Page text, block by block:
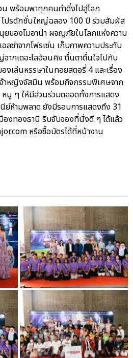
พร้อมพาทุกคนดำดิ่งไปสู่โลก
โปรดักชั่นใหญ่ฉลอง 100 ปี ร่วมสัมผัส
ยของโมอาน่า ผจญภัยในโลกแห่งความ
ลซ่าจากโฟรเซ่น เก็บภาพความประทับ
ากเดอะไลอ้อนคิง ตื่นตาตื่นใจไปกับ
งเล่นหรรษาในทอยสตอรี่ 4 และเรื่อง
จ้าหญิงจัสมิน พร้อมกิจกรรมพิเศษจาก
นู ๆ ให้มีส่วนร่วมตลอดทั้งการแสดง
ามพลาด ยังมีรอบการแสดงถึง 31
งทองธานี รีบจับจองที่นั่งดี ๆ ได้แล้ว
หรือซื้อบัตรได้ที่หน้างาน